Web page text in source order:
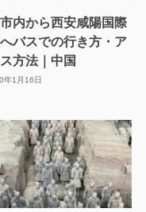
内から西安咸陽国際
バスでの行き方・ア
方法｜中国
年1月16日